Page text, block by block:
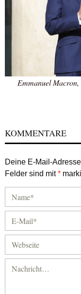
Emmanuel Macron,
KOMMENTARE
Deine E-Mail-
Felder sind mit*